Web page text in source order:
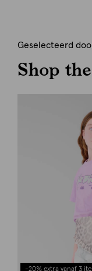
Geselecteerd
Shop
-20% extra vanaf 3